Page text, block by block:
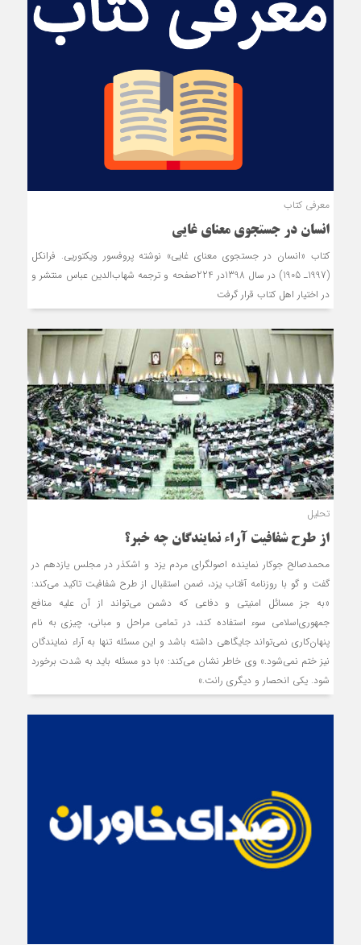
معرفی کتاب
انسان در جستجوی معنای غایی
کتاب «انسان در جستجوی معنای غایی» نوشته پروفسور ویکتوریی. فرانکل
(1997ـ 1905) در سال 1398در 224صفحه و ترجمه شهاب‌الدین عباس منتشر و
در اختیار اهل کتاب قرار گرفت
تحلیل
از طرح شفافیت آراء نمایندگان چه خبر؟
محمدصالح جوکار نماینده اصولگرای مردم یزد و اشکذر در مجلس یازدهم ‌در
گفت و گو با روزنامه آفتاب یزد، ضمن استقبال از طرح شفافیت تاکید می‌کند:
«‌به جز مسائل امنیتی و دفاعی که دشمن می‌تواند از آن علیه منافع
جمهوری‌اسلامی سوء استفاده کند، در تمامی‌ مراحل و مبانی، چیزی به نام
پنهان‌کاری نمی‌تواند جایگاهی داشته باشد و این مسئله تنها به آراء نمایندگان
نیز ختم نمی‌شود.» وی خاطر نشان می‌کند: «با دو مسئله باید به شدت برخورد
شود. یکی انحصار و دیگری رانت.»